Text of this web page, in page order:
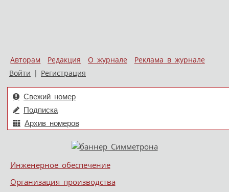
Авторам Редакция О журнале
Реклама в журнале
Войти | Регистрация
Свежий номер
Подписка
Архив номеров
Меню
Skip to content
Инженерное обеспечение
Организация производства